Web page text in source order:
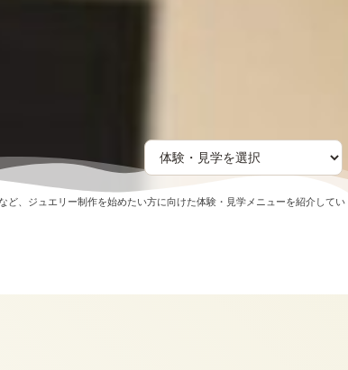
、ジュエリー制作を始めたい方に向けた体験・見学メニューを紹介してい